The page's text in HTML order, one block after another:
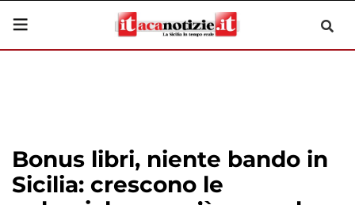
Bonus libri, niente bando in
Sicilia: crescono le